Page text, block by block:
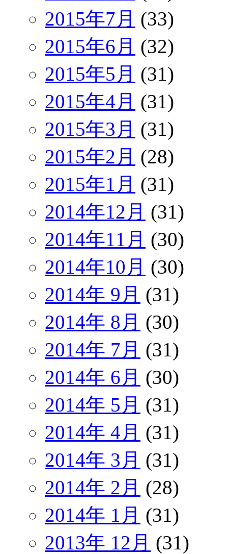
2015年7月 (33)
2015年6月 (32)
2015年5月 (31)
2015年4月 (31)
2015年3月 (31)
2015年2月 (28)
2015年1月 (31)
2014年12月 (31)
2014年11月 (30)
2014年10月 (30)
2014年 9月 (31)
2014年 8月 (30)
2014年 7月 (31)
2014年 6月 (30)
2014年 5月 (31)
2014年 4月 (31)
2014年 3月 (31)
2014年 2月 (28)
2014年 1月 (31)
2013年 12月 (31)